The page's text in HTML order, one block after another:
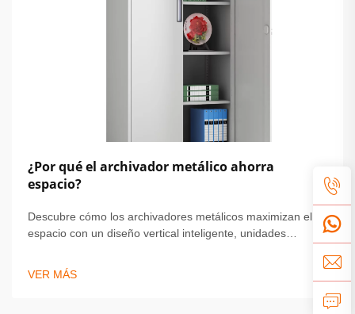
¿Por qué el archivador metálico ahorra
espacio?
Descubre cómo los archivadores metálicos maximizan el
espacio con un diseño vertical inteligente, unidades
Ideales para oficinas pequeñas y hogares. Más
VER MÁS